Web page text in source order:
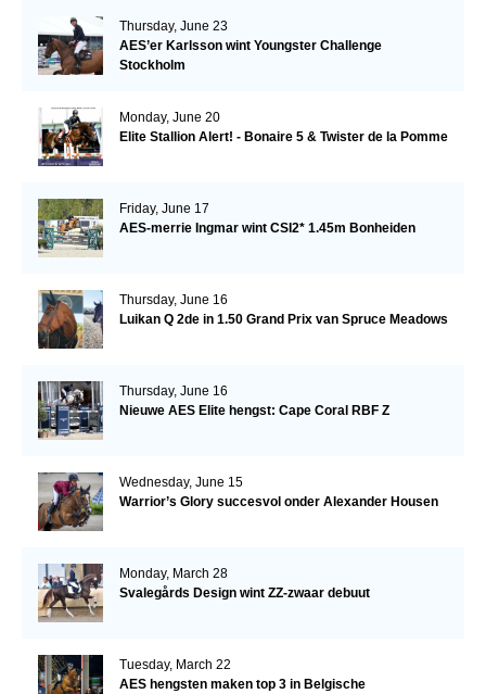
Thursday, June 23
AES’er Karlsson wint Youngster Challenge
Stockholm
Monday, June 20
Elite Stallion Alert! - Bonaire 5 & Twister de la Pomme
Friday, June 17
AES-merrie Ingmar wint CSI2* 1.45m Bonheiden
Thursday, June 16
Luikan Q 2de in 1.50 Grand Prix van Spruce Meadows
Thursday, June 16
Nieuwe AES Elite hengst: Cape Coral RBF Z
Wednesday, June 15
Warrior’s Glory succesvol onder Alexander Housen
Monday, March 28
Svalegårds Design wint ZZ-zwaar debuut
Tuesday, March 22
AES hengsten maken top 3 in Belgische